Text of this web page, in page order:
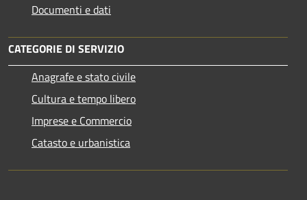
Documenti e dati
CATEGORIE DI SERVIZIO
Anagrafe e stato civile
Cultura e tempo libero
Imprese e Commercio
Catasto e urbanistica